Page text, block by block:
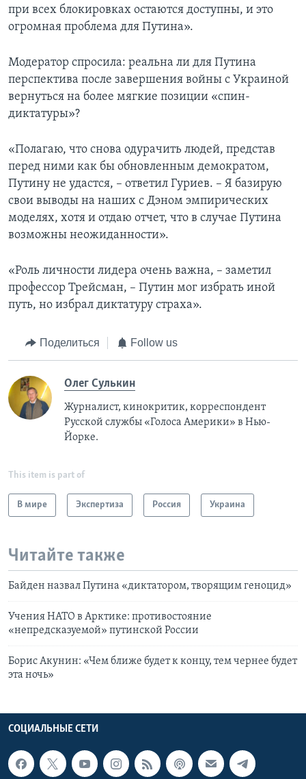
при всех блокировках остаются доступны, и это
огромная проблема для Путина».
Модератор спросила: реальна ли для Путина
перспектива после завершения войны с Украиной
вернуться на более мягкие позиции «спин-
диктатуры»?
«Полагаю, что снова одурачить людей, представ
перед ними как бы обновленным демократом,
Путину не удастся, – ответил Гуриев. – Я базирую
свои выводы на наших с Дэном эмпирических
моделях, хотя и отдаю отчет, что в случае Путина
возможны неожиданности».
«Роль личности лидера очень важна, – заметил
профессор Трейсман, – Путин мог избрать иной
путь, но избрал диктатуру страха».
Поделиться Follow us
Олег Сулькин
Журналист, кинокритик, корреспондент
Русской службы «Голоса Америки» в Нью-
Йорке.
This item is part of
В мире Экспертиза Россия Украина
Читайте также
Байден назвал Путина «диктатором, творящим геноцид»
Учения НАТО в Арктике: противостояние
«непредсказуемой» путинской России
Борис Акунин: «Чем ближе будет к концу, тем чернее будет
эта ночь»
СОЦИАЛЬНЫЕ СЕТИ